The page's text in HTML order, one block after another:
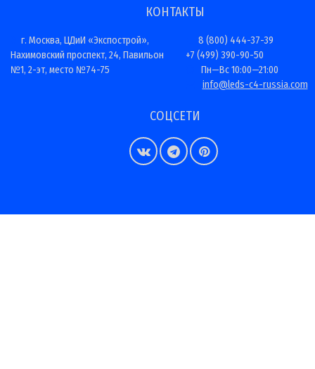
КОНТАКТЫ
г. Москва, ЦДиИ «Экспострой»,
Нахимовский проспект, 24, Павильон
№1, 2-эт, место №74-75
8 (800) 444-37-39
+7 (499) 390-90-50
Пн—Вс 10:00—21:00
info@leds-c4-russia.com
СОЦСЕТИ